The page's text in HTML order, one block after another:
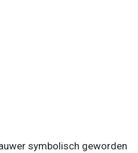
symbolisch geworden